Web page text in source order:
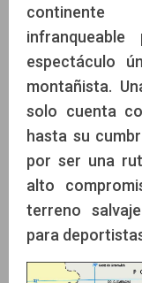
continente
espectáculo
montañista.
solo cuenta
hasta su
por ser una
alto
terreno
para